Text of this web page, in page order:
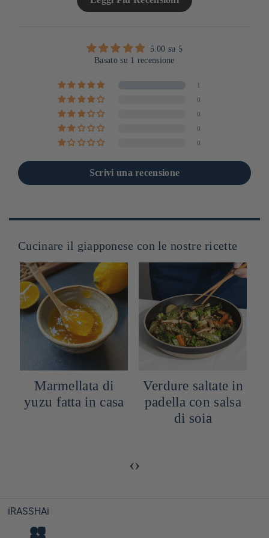
5.00 su 5
Basato su 1 recensione
1
0
0
0
0
Scrivi una recensione
Cucinare il giapponese con le nostre ricette
Marmellata di
yuzu fatta in casa
Verdure saltate in
padella con salsa
di soia
‹›
iRASSHAi